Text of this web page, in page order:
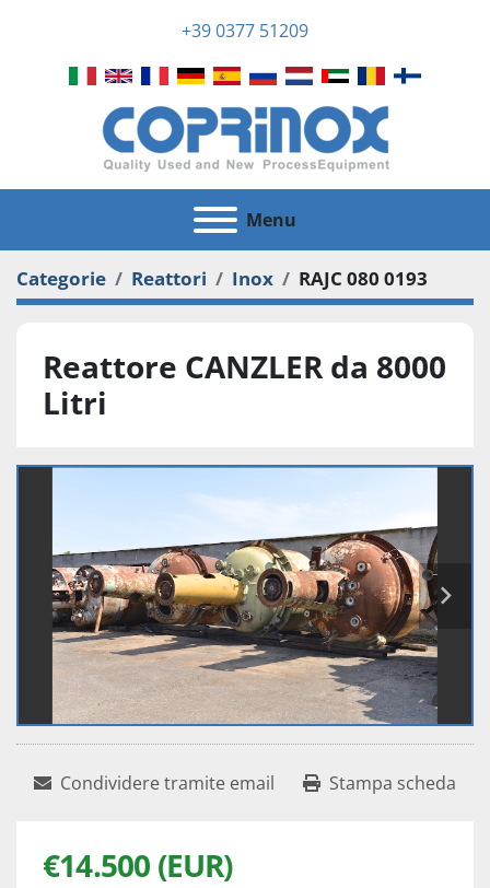
+39 0377 51209
Menu
Categorie Reattori Inox RAJC 080 0193
Reattore CANZLER da 8000
Litri
Condividere tramite email Stampa scheda
€14.500 (EUR)